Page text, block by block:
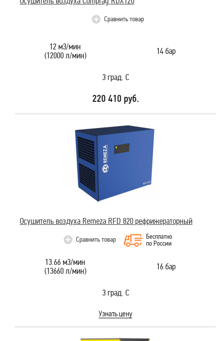
Сравнить товар
12 м3/мин
(12000 л/мин)
14 бар
3 град. С
220 410 руб.
Осушитель воздуха Remeza RFD 820 рефрижераторный
Сравнить товар
Бесплатно
по России
13.66 м3/мин
(13660 л/мин)
16 бар
3 град. С
Узнать цену